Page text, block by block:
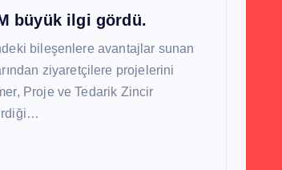
büyük ilgi gördü.
bileşenlere avantajlar sunan
ziyaretçilere projelerini
Proje ve Tedarik Zincir